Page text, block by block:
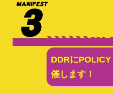
DDRに
催します！